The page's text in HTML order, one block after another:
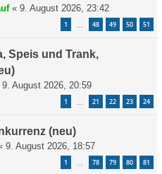
« 9. August 2026, 23:42
1 48 49 50 51
Speis und Trank,
9. August 2026, 20:59
1 21 22 23 24
(neu)
9. August 2026, 18:57
1 78 79 80 81